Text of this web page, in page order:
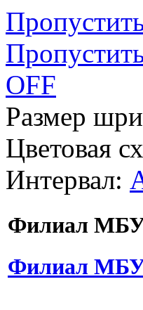
OFF
Размер
Цветовая
Интервал:
Филиал МБУ
Филиал МБУ